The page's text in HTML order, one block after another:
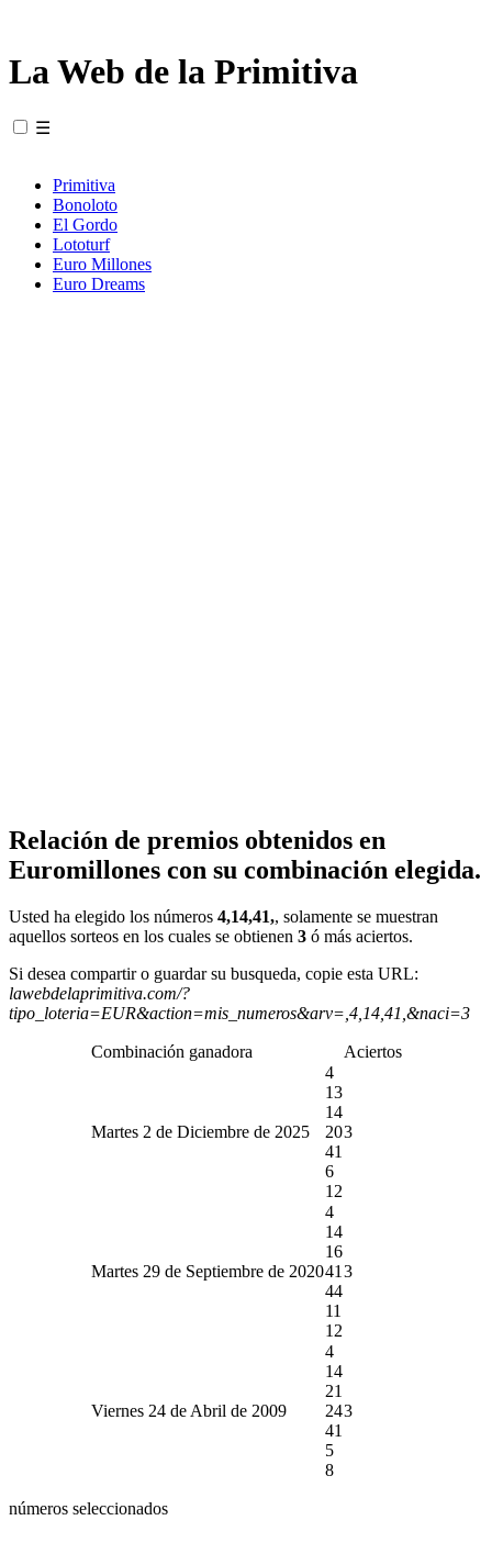
La Web de la Primitiva
☰
Primitiva
Bonoloto
El Gordo
Lototurf
Euro Millones
Euro Dreams
Relación de premios obtenidos en
Euromillones con su combinación elegida.
Usted ha elegido los números 4,14,41,, solamente se muestran
aquellos sorteos en los cuales se obtienen 3 ó más aciertos.
Si desea compartir o guardar su busqueda, copie esta URL:
lawebdelaprimitiva.com/?
tipo_loteria=EUR&action=mis_numeros&arv=,4,14,41,&naci=3
Combinación ganadora Aciertos
Martes 2 de Diciembre de 2025
4
13
14
20
41
6
12
3
Martes 29 de Septiembre de 2020
4
14
16
41
44
11
12
3
Viernes 24 de Abril de 2009
4
14
21
24
41
5
8
3
números seleccionados